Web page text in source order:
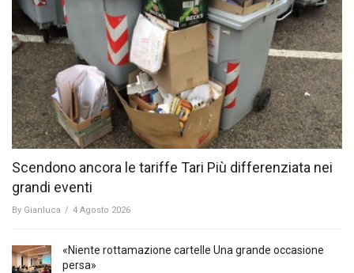
Scendono ancora le tariffe Tari Più differenziata nei
grandi eventi
By Gianluca / 4 Agosto 2026
«Niente rottamazione cartelle Una grande occasione
persa»